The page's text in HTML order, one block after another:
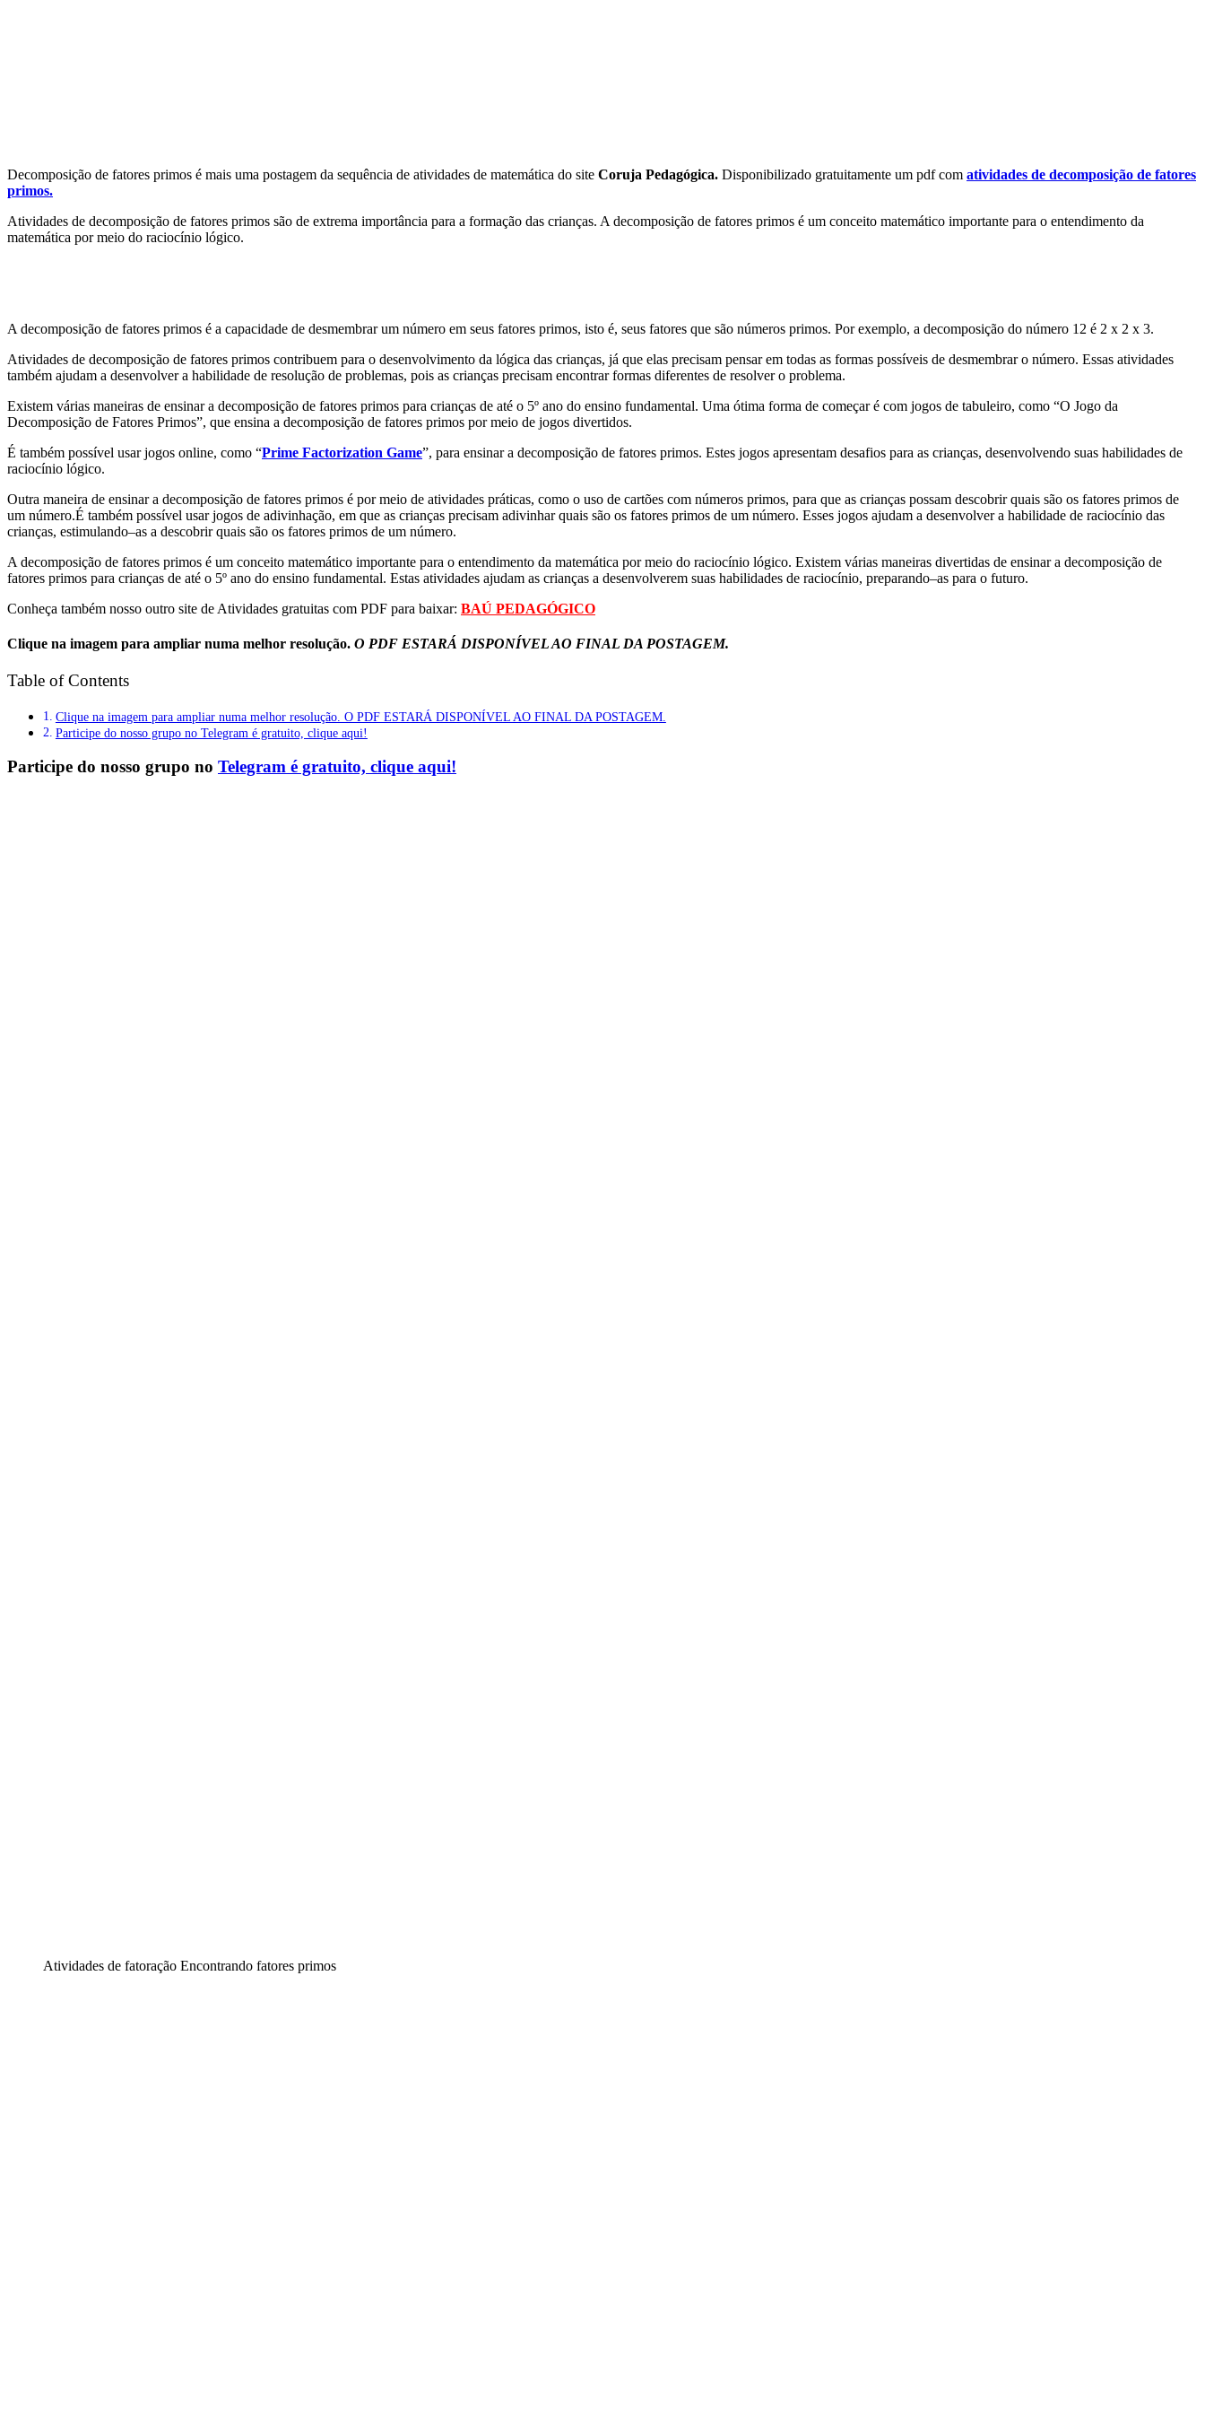
Decomposição de fatores primos é mais uma postagem da sequência de atividades de matemática do site Coruja Pedagógica. Disponibilizado gratuitamente um pdf com atividades de decomposição de fatores
primos.
Atividades de decomposição de fatores primos são de extrema importância para a formação das crianças. A decomposição de fatores primos é um conceito matemático importante para o entendimento da
matemática pormeio do raciocínio lógico.
A decomposição de fatores primos é a capacidade de desmembrarum número em seus fatores primos, isto é, seus fatores que são números primos. Porexemplo, a decomposição do número 12 é 2 x 2 x 3.
Atividades de decomposição de fatores primos contribuem para o desenvolvimento da lógica das crianças, já que elas precisam pensarem todas as formas possíveis de desmembraro número. Essas atividades
também ajudam a desenvolvera habilidade de resolução de problemas, pois as crianças precisam encontrarformas diferentes de resolvero problema.
Existem várias maneiras de ensinara decomposição de fatores primos para crianças de até o 5º ano do ensino fundamental. Uma ótima forma de começaré com jogos de tabuleiro, como “O Jogo da
Decomposição de Fatores Primos”, que ensina a decomposição de fatores primos pormeio de jogos divertidos.
É também possível usarjogos online, como “Prime Factorization Game”, para ensinara decomposição de fatores primos. Estes jogos apresentam desafios para as crianças, desenvolvendo suas habilidades de
raciocínio lógico.
Outra maneira de ensinara decomposição de fatores primos é pormeio de atividades práticas, como o uso de cartões com números primos, para que as crianças possam descobrirquais são os fatores primos de
um número.É também possível usarjogos de adivinhação, em que as crianças precisam adivinharquais são os fatores primos de um número. Esses jogos ajudam a desenvolvera habilidade de raciocínio das
crianças, estimulando–as a descobrirquais são os fatores primos de um número.
A decomposição de fatores primos é um conceito matemático importante para o entendimento da matemática pormeio do raciocínio lógico. Existem várias maneiras divertidas de ensinara decomposição de
fatores primos para crianças de até o 5º ano do ensino fundamental. Estas atividades ajudam as crianças a desenvolverem suas habilidades de raciocínio, preparando–as para o futuro.
Conheça também nosso outro site de Atividades gratuitas com PDF para baixar: BAÚ PEDAGÓGICO
Clique na imagem para ampliar numa melhor resolução. O PDF ESTARÁ DISPONÍVEL AO FINAL DA POSTAGEM.
Table of Contents
Clique na imagem para ampliar numa melhor resolução. O PDF ESTARÁ DISPONÍVEL AO FINAL DA POSTAGEM.
Participe do nosso grupo no Telegram é gratuito, clique aqui!
Participe do nosso grupo no Telegram é gratuito, clique aqui!
Atividades de fatoração Encontrando fatores primos